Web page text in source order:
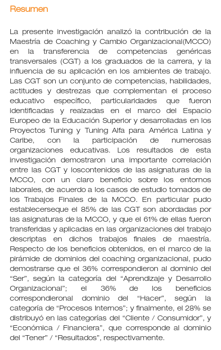
Resumen
La presente investigación analizó la contribución de la
Maestría de Coaching y Cambio Organizacional(MCCO)
en la transferencia de competencias genéricas
transversales (CGT) a los graduados de la carrera, y la
influencia de su aplicación en los ambientes de trabajo.
Las CGT son un conjunto de competencias, habilidades,
actitudes y destrezas que complementan el proceso
educativo específico, particularidades que fueron
identificadas y realzadas en el marco del Espacio
Europeo de la Educación Superior y desarrolladas en los
Proyectos Tuning y Tuning Alfa para América Latina y
Caribe, con la participación de numerosas
organizaciones educativas. Los resultados de esta
investigación demostraron una importante correlación
entre las CGT y loscontenidos de las asignaturas de la
MCCO, con un claro beneficio sobre los entornos
laborales, de acuerdo a los casos de estudio tomados de
los Trabajos Finales de la MCCO. En particular pudo
establecerseque el 85% de las CGT son abordadas por
las asignaturas de la MCCO, y que el 61% de ellas fueron
transferidas y aplicadas en las organizaciones del trabajo
descriptas en dichos trabajos finales de maestría.
Respecto de los beneficios obtenidos, en el marco de la
pirámide de dominios del coaching organizacional, pudo
demostrarse que el 36% correspondieron al dominio del
“Ser”, según la categoría del “Aprendizaje y Desarrollo
Organizacional”; el 36% de los beneficios
correspondieronal dominio del “Hacer”, según la
categoría de “Procesos Internos”; y finalmente, el 28% se
distribuyó en las categorías del “Cliente / Consumidor”, y
“Económica / Financiera”, que corresponde al dominio
del “Tener” / “Resultados”, respectivamente.